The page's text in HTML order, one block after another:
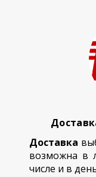
Доставка
возможна в
числе и в